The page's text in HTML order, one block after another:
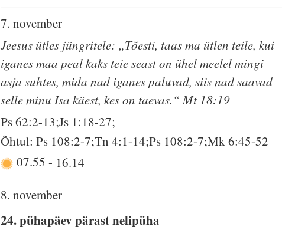
7. november
Jeesus ütles jüngritele: „Tõesti, taas ma ütlen teile, kui
iganes maa peal kaks teie seast on ühel meelel mingi
asja suhtes, mida nad iganes paluvad, siis nad saavad
selle minu Isa käest, kes on taevas.“ Mt 18:19
Ps 62:2-13;Js 1:18-27;
Õhtul: Ps 108:2-7;Tn 4:1-14;Ps 108:2-7;Mk 6:45-52
07.55- 16.14
8. november
24. pühapäev pärast nelipüha